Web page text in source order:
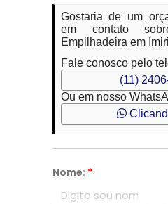
Gostaria de um
em contato
Empilhadeira em
Fale conosco pelo
(11)
Ou em nosso
Nome: *